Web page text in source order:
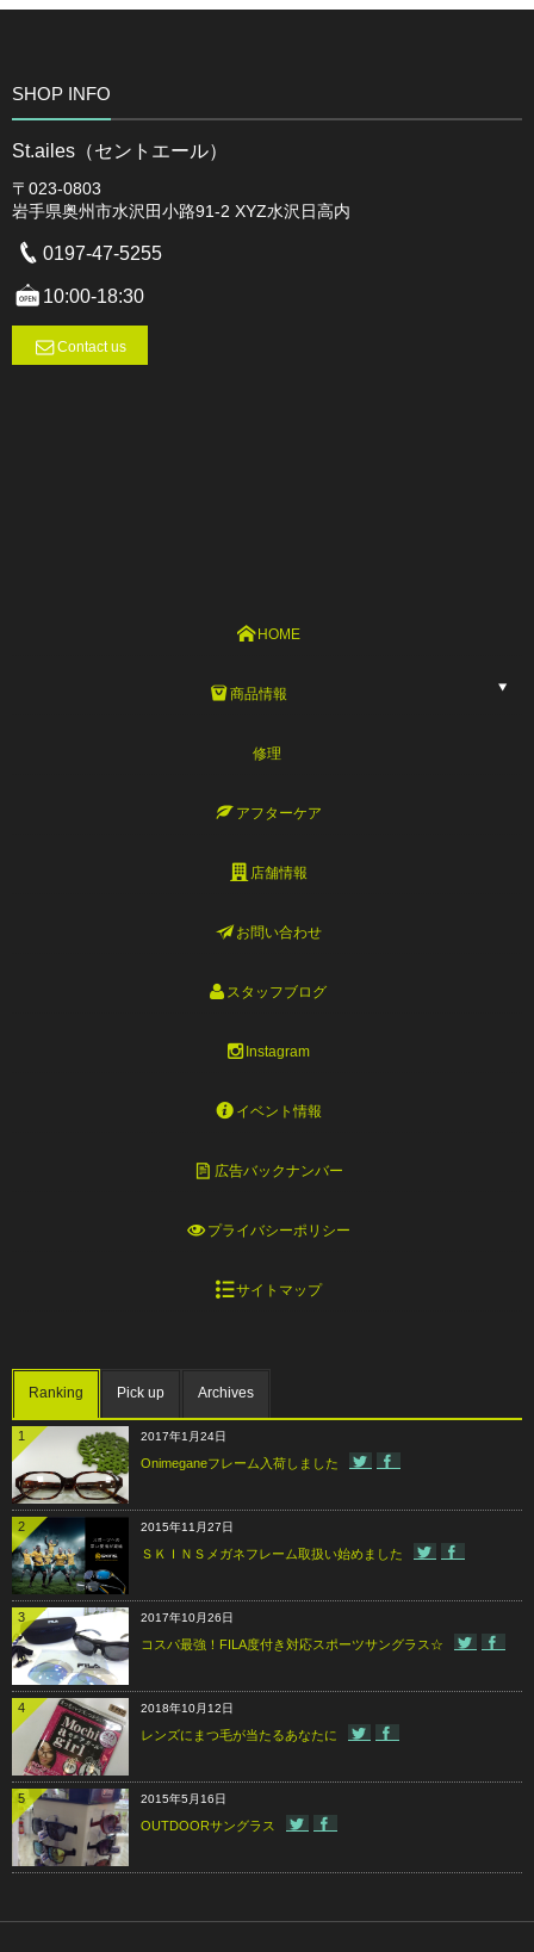
SHOP INFO
St.ailes（セントエール）
〒023-0803
岩手県奥州市水沢田小路91-2 XYZ水沢日高内
0197-47-5255
10:00-18:30
Contact us
HOME
商品情報
修理
アフターケア
店舗情報
お問い合わせ
スタッフブログ
Instagram
イベント情報
広告バックナンバー
プライバシーポリシー
サイトマップ
Ranking Pick up Archives
1 2017年1月24日
Onimeganeフレーム入荷しました
2 2015年11月27日
ＳＫＩＮＳメガネフレーム取扱い始めました
3 2017年10月26日
コスパ最強！FILA度付き対応スポーツサングラス☆
4 2018年10月12日
レンズにまつ毛が当たるあなたに
5 2015年5月16日
OUTDOORサングラス